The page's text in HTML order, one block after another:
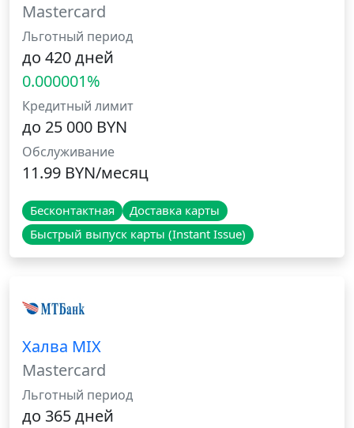
Mastercard
Льготный период
до 420 дней
0.000001%
Кредитный лимит
до 25 000 BYN
Обслуживание
11.99 BYN/месяц
Бесконтактная
Доставка карты
Быстрый выпуск карты (Instant Issue)
Халва MIX
Mastercard
Льготный период
до 365 дней